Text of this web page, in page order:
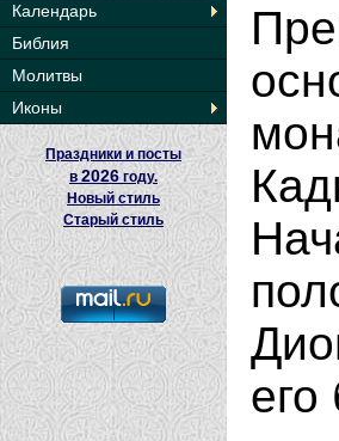
Календарь
Библия
Молитвы
Иконы
Праздники и посты
в 2026 году.
Новый стиль
Старый стиль